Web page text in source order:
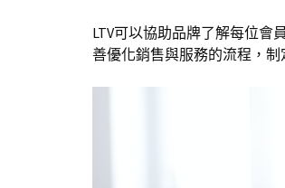
LTV可以協助品牌了解每位會
善優化銷售與服務的流程，